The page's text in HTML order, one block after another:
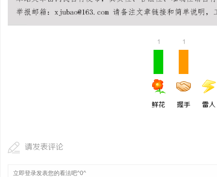
1
鲜花
1
握手 雷人
请发表评论